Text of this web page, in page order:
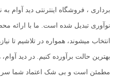
برداری ، فروشگاه اینترنتی دید آوام به
نوآوری تبدیل شده است. ما با ارائه
انتخاب میشوند، همواره در تلاشیم تا
بهترین حالت برآورده کنیم. در دید
مطمئن است و بی شک اعتماد شما